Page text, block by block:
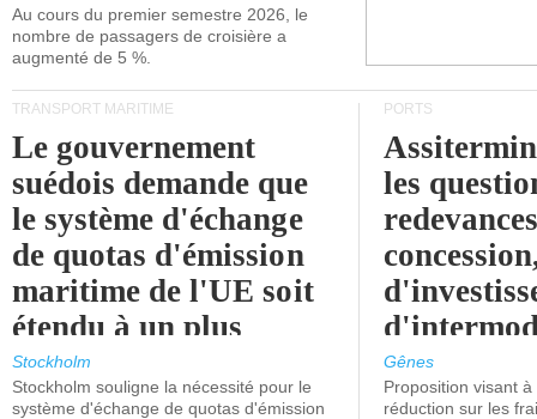
Au cours du premier semestre 2026, le
nombre de passagers de croisière a
augmenté de 5 %.
TRANSPORT MARITIME
Le gouvernement
suédois demande que
le système d'échange
de quotas d'émission
maritime de l'UE soit
étendu à un plus
grand nombre de
navires.
Stockholm
Stockholm souligne la nécessité pour le
système d'échange de quotas d'émission
PORTS
les
l'attention
politiciens.
Gênes
Proposition visant
réduction sur les